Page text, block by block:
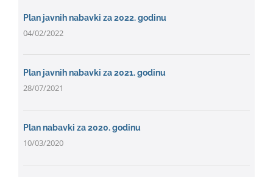
Plan javnih nabavki za 2022. godinu
04/02/2022
Plan javnih nabavki za 2021. godinu
28/07/2021
Plan nabavki za 2020. godinu
10/03/2020